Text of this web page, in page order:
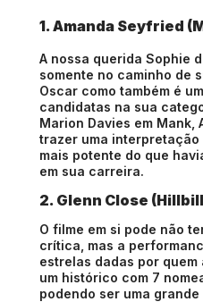
1. Amanda Seyfried
A nossa querida Sophie
somente no caminho de
Oscar como também é
candidatas na sua
Marion Davies em Mank,
trazer uma interpretação
mais potente do que
em sua carreira.
2. Glenn Close
O filme em si pode não
crítica, mas a
estrelas dadas por
um histórico com 7
podendo ser uma